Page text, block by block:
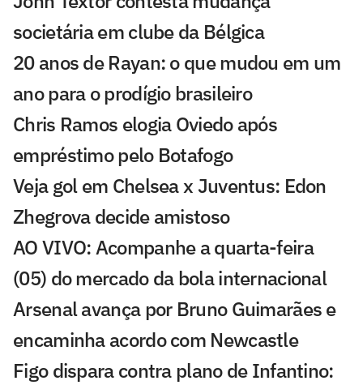
societária em clube da Bélgica
20 anos de Rayan: o que mudou em um
ano para o prodígio brasileiro
Chris Ramos elogia Oviedo após
empréstimo pelo Botafogo
Veja gol em Chelsea x Juventus: Edon
Zhegrova decide amistoso
AO VIVO: Acompanhe a quarta-feira
(05) do mercado da bola internacional
Arsenal avança por Bruno Guimarães e
encaminha acordo com Newcastle
Figo dispara contra plano de Infantino: